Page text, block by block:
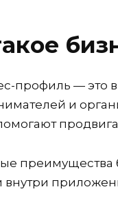
профиль — это
и
преимущества